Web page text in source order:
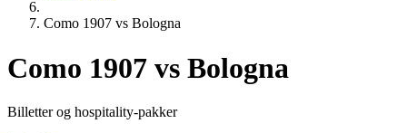
Como 1907 vs Bologna
Como 1907 vs Bologna
Billetter og hospitality-pakker